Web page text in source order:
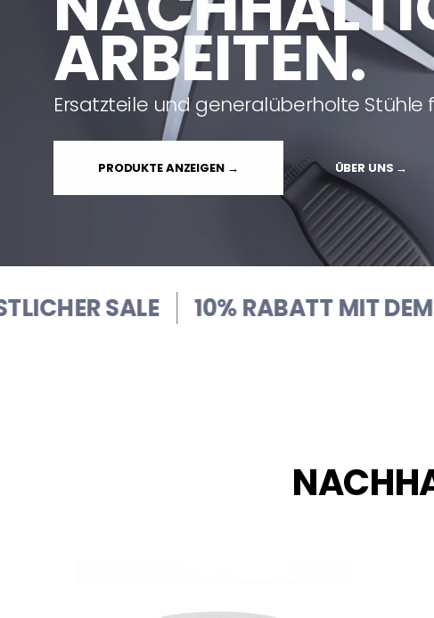
ARBEITEN.
Ersatzteile und generalüberholte
PRODUKTE ANZEIGEN → ÜBER UNS →
10% RABATT MIT DEM CODELOOP10